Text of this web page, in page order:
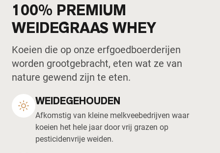
100% PREMIUM
WEIDEGRAAS WHEY
Koeien die op onze erfgoedboerderijen
worden grootgebracht, eten wat ze van
nature gewend zijn te eten.
WEIDEGEHOUDEN
Afkomstig van kleine melkveebedrijven waar
koeien het hele jaar door vrij grazen op
pesticidenvrije weiden.